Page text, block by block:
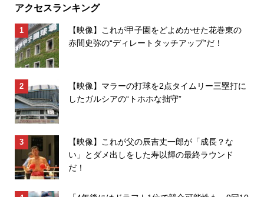
アクセスランキング
【映像】これが甲子園をどよめかせた花巻東の
赤間史弥の“ディレートタッチアップ”だ！
【映像】マラーの打球を2点タイムリー三塁打に
したガルシアの“トホホな拙守”
【映像】これが父の辰吉丈一郎が「成長？な
い」とダメ出しをした寿以輝の最終ラウンド
だ！